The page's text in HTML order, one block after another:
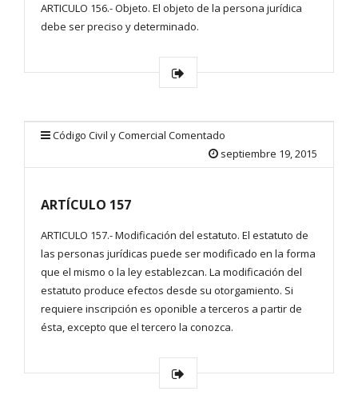
ARTICULO 156.- Objeto. El objeto de la persona jurídica
debe ser preciso y determinado.
Código Civil y Comercial Comentado
septiembre 19, 2015
ARTÍCULO 157
ARTICULO 157.- Modificación del estatuto. El estatuto de
las personas jurídicas puede ser modificado en la forma
que el mismo o la ley establezcan. La modificación del
estatuto produce efectos desde su otorgamiento. Si
requiere inscripción es oponible a terceros a partir de
ésta, excepto que el tercero la conozca.